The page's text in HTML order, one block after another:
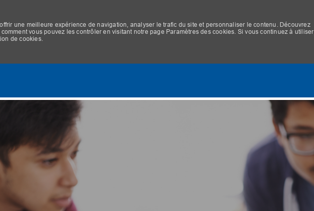
une meilleure expérience de navigation, analyser le trafic du site et personnaliser le contenu. Découvrez
vous pouvez les contrôler en visitant notre page Paramètres des cookies. Si vous continuez à utiliser
de cookies.